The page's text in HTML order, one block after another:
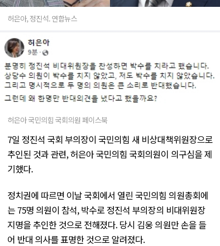
허은아, 정진석. 연합뉴스
허은아 국민의힘 국회의원 페이스북
7일 정진석 국회 부의장이 국민의힘 새 비상대책위원장으로
추인된 것과 관련, 허은아 국민의힘 국회의원이 의구심을 제
기했다.
정치권에 따르면 이날 국회에서 열린 국민의힘 의원총회에
는 75명 의원이 참석, 박수로 정진석 부의장의 비대위원장
지명을 추인한 것으로 전해졌다. 당시 김웅 의원만 손을 들
어 반대 의사를 표명한 것으로 알려졌다.